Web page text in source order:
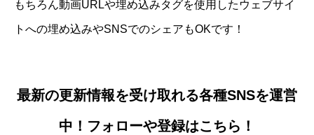
もちろん動画URLや埋め込みタグを使用したウェブサイ
トへの埋め込みやSNSでのシェアもOKです！
最新の更新情報を受け取れる各種SNSを運営
中！フォローや登録はこちら！